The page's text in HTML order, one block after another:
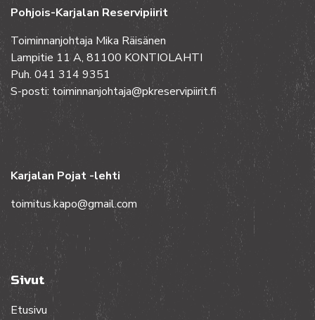
Pohjois-Karjalan Reservipiirit
Toiminnanjohtaja Mika Räisänen
Lampitie 11 A, 81100 KONTIOLAHTI
Puh. 041 314 9351
S-posti: toiminnanjohtaja@pkreservipiirit.fi
Karjalan Pojat -lehti
toimitus.kapo@gmail.com
Sivut
Etusivu